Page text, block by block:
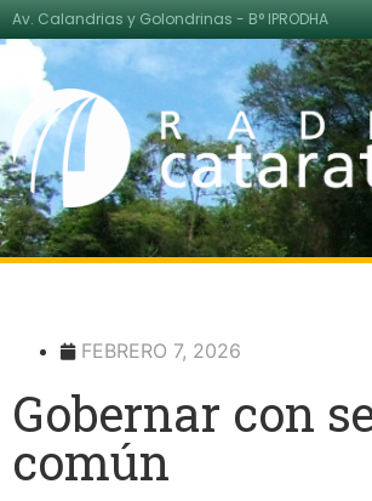
Av. Calandrias y Golondrinas - B° IPRODHA
FEBRERO 7, 2026
Gobernar con
común